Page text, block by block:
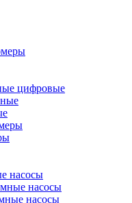
цифровые
насосы
насосы
насосы